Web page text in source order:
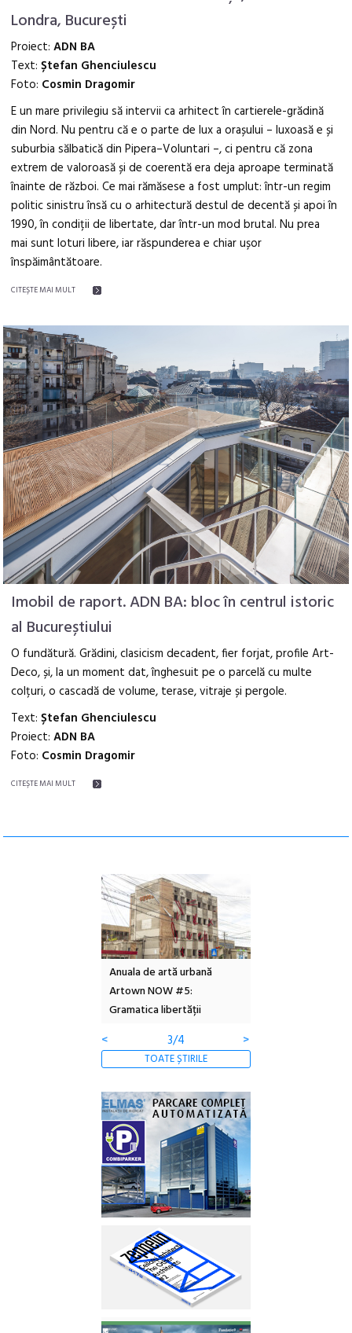
Londra, București
Proiect:ADN BA
Text:Ștefan Ghenciulescu
Foto: Cosmin Dragomir
E un mare privilegiu să intervii ca arhitect în cartierele-grădină
din Nord. Nu pentru că e o parte de lux a orașului – luxoasă e și
suburbia sălbatică din Pipera–Voluntari –, ci pentru că zona
extrem de valoroasă și de coerentă era deja aproape terminată
înainte de război. Ce mai rămăsese a fost umplut: într-un regim
politic sinistru însă cu o arhitectură destul de decentă și apoi în
1990, în condiții de libertate, dar într-un mod brutal. Nu prea
mai sunt loturi libere, iar răspunderea e chiar ușor
înspăimântătoare.
CITEŞTE MAI MULT
Imobil de raport. ADN BA: bloc în centrul istoric
al Bucureștiului
O fundătură. Grădini, clasicism decadent, fier forjat, profile Art-
Deco, și, la un moment dat, înghesuit pe o parcelă cu multe
colțuri, o cascadă de volume, terase, vitraje și pergole.
Text:Ștefan Ghenciulescu
Proiect:ADN BA
Foto: Cosmin Dragomir
CITEŞTE MAI MULT
Anuala de artă urbană
Artown NOW #5:
Gramatica libertății
<
3/4 >
TOATE ȘTIRILE